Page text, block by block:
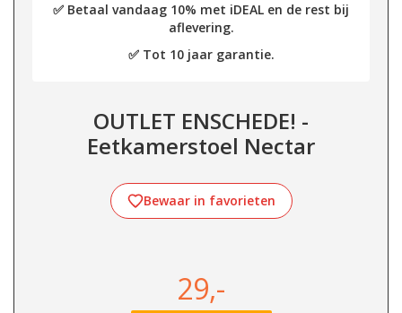
✅ Betaal vandaag 10% met iDEAL en de rest bij
aflevering.
✅ Tot 10 jaar garantie.
OUTLET ENSCHEDE! -
Eetkamerstoel Nectar
Bewaar in favorieten
29,-